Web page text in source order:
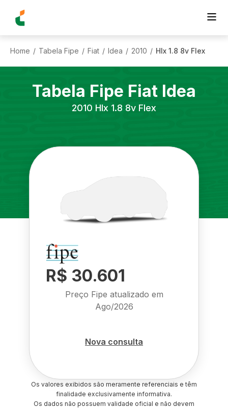
Home / Tabela Fipe / Fiat / Idea / 2010 / Hlx 1.8 8v Flex
Tabela Fipe Fiat Idea
2010 Hlx 1.8 8v Flex
R$ 30.601
Preço Fipe atualizado em
Ago/2026
Nova consulta
Os valores exibidos são meramente referenciais e têm
finalidade exclusivamente informativa.
Os dados não possuem validade oficial e não devem